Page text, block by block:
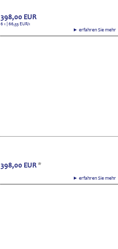
► erfahren Sie
398,00 EUR
6 1 | 66,33 EUR/1
► erfahren Sie
398,00 EUR *